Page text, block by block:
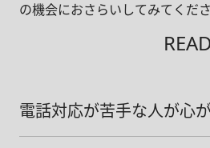
の機会におさらいしてみてくださ
電話対応が苦手な人が心